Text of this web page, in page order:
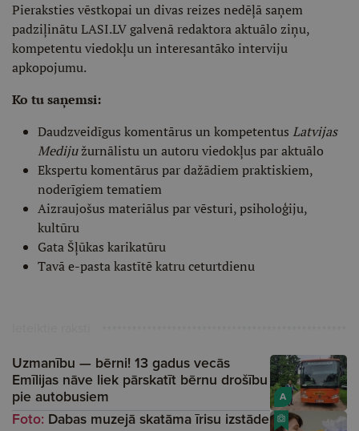
Pieraksties vēstkopai un divas reizes nedēļā saņem
padziļinātu LASI.LV galvenā redaktora aktuālo ziņu,
kompetentu viedokļu un interesantāko interviju
apkopojumu.
Ko tu saņemsi:
Daudzveidīgus komentārus un kompetentus Latvijas
Medijužurnālistu un autoru viedokļus par aktuālo
Ekspertu komentārus par dažādiem praktiskiem,
noderīgiem tematiem
Aizraujošus materiālus par vēsturi, psiholoģiju,
kultūru
Gata Šļūkas karikatūru
Tavā e-pasta kastītē katru ceturtdienu
A
Uzmanību — bērni! 13 gadus vecās
Emīlijas nāve liek pārskatīt bērnu drošību
pie autobusiem
Foto: Dabas muzejā skatāma īrisu izstāde